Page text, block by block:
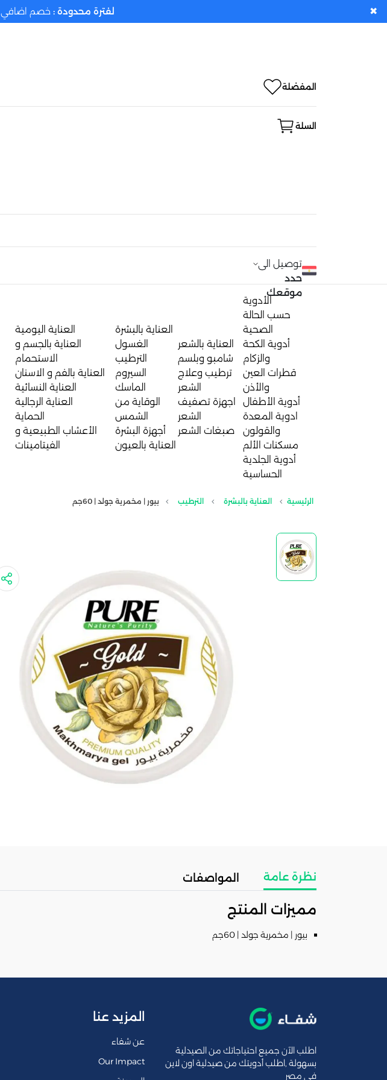
المفضلة
السلة
توصيل الى
حدد
موقعك
الأدوية
حسب الحالة
الصحية
أدوية الكحة
والزكام
قطرات العين
والأذن
أدوية الأطفال
ادوية المعدة
والقولون
مسكنات الألم
أدوية الجلدية
الحساسية
العناية بالشعر
شامبو وبلسم
ترطيب وعلاج
الشعر
اجهزة تصفيف
الشعر
صبغات الشعر
العناية بالبشرة
الغسول
الترطيب
السيروم
الماسك
الوقاية من
الشمس
أجهزة البشرة
العناية بالعيون
العناية اليومية
العناية بالجسم و
الاستحمام
العناية بالفم و الاسنان
العناية النسائية
العناية الرجالية
الحماية
الأعشاب الطبيعية و
الفيتامينات
الرئيسية العناية بالبشرة الترطيب بيور | مخمرية جولد | 60جم
نظرة عامة المواصفات
مميزات المنتج
بيور | مخمرية جولد | 60جم
اطلب الآن جميع احتياجاتك من الصيدلية
بسهولة ,اطلب أدويتك من صيدلية اون لاين
فى مصر
المزيد عنا
عن شفاء
Our Impact
لفترة محدودة : خصم اضافي 10% علي اول اوردر ليك بكوبون ✖